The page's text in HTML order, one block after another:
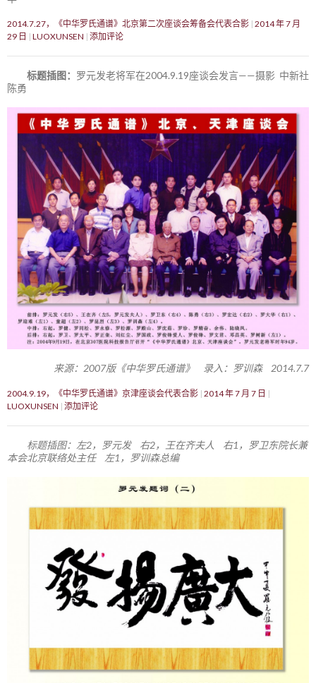
2014.7.27，《中华罗氏通谱》北京第二次座谈会筹备会代表合影 2014 年 7 月
29 日
LUOXUNSEN 添加评论
标题插图： 罗元发老将军在2004.9.19座谈会发言——摄影 中新社
陈勇
来源：2007版《中华罗氏通谱》 录入：罗训森 2014.7.7
2004.9.19，《中华罗氏通谱》京津座谈会代表合影 2014 年 7 月 7 日
LUOXUNSEN 添加评论
标题插图：左2，罗元发 右2，王在齐夫人 右1，罗卫东院长兼
本会北京联络处主任 左1，罗训森总编